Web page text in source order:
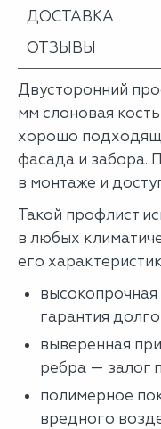
ДОСТАВКА
ОТЗЫВЫ
Двусторонний
мм слоновая
хорошо
фасада и забора.
в монтаже и
Такой профлист
в любых
его
гарантия
выверенная
ребра — залог
полимерное
вредного